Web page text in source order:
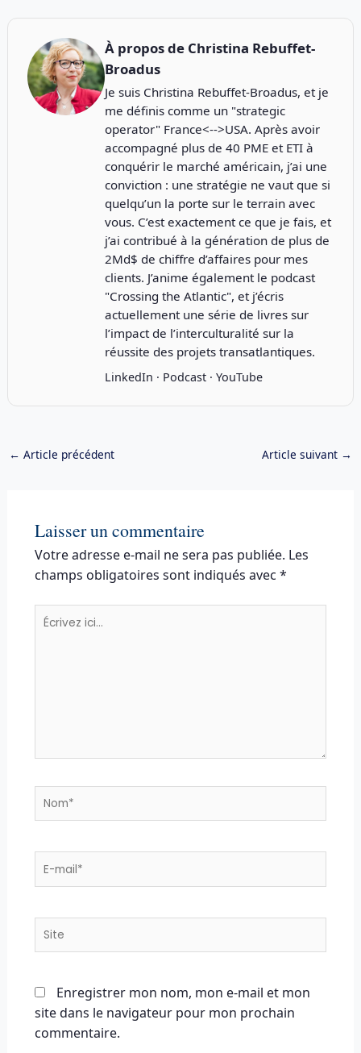
À propos de Christina Rebuffet-
Broadus
Je suis Christina Rebuffet-Broadus, et je
me définis comme un "strategic
operator" France<-->USA. Après avoir
accompagné plus de 40 PME et ETI à
conquérir le marché américain, j’ai une
conviction : une stratégie ne vaut que si
quelqu’un la porte sur le terrain avec
vous. C’est exactement ce que je fais, et
j’ai contribué à la génération de plus de
2Md$ de chiffre d’affaires pour mes
clients. J’anime également le podcast
"Crossing the Atlantic", et j’écris
actuellement une série de livres sur
l’impact de l’interculturalité sur la
réussite des projets transatlantiques.
LinkedIn · Podcast· YouTube
← Article précédent Article suivant →
Laisser un commentaire
Votre adresse e-mail ne sera pas publiée. Les
champs obligatoires sont indiqués avec *
Écrivez
Nom*
Site
Enregistrer mon nom, mon e-mail et mon
site dans le navigateur pour mon prochain
commentaire.